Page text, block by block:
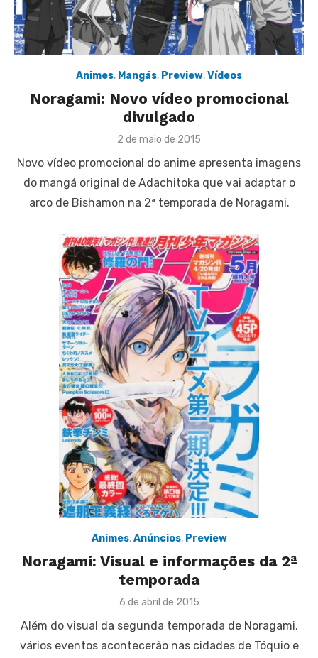
Animes, Mangás, Preview,Vídeos
Noragami: Novo vídeo promocional
divulgado
Posted
2 de maio de 2015
Novo vídeo promocional do anime apresenta imagens
do mangá original de Adachitoka que vai adaptar o
arco de Bishamon na 2ª temporada de Noragami.
Animes,Anúncios, Preview
Noragami: Visual e informações da 2ª
temporada
Posted
6 de abril de 2015
Além do visual da segunda temporada de Noragami,
vários eventos acontecerão nas cidades de Tóquio e